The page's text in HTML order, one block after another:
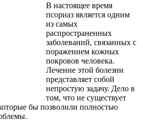
В настоящее время
псориаз является одним
из самых
распространенных
заболеваний, связанных с
поражением кожных
покровов человека.
Лечение этой болезни
представляет собой
непростую задачу. Дело в
том, что не существует
бы позволили полностью